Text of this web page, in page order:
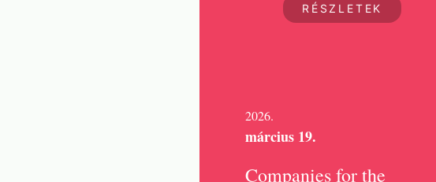
RÉSZLETEK
2026.
március 19.
Companies for the